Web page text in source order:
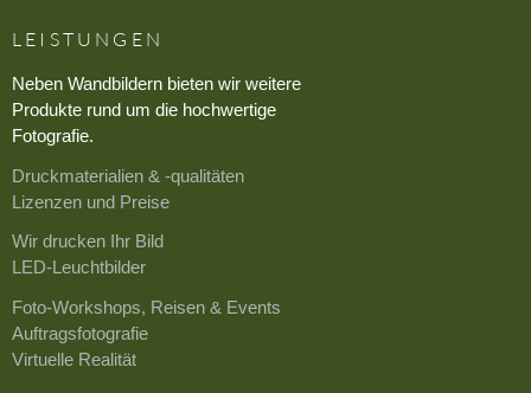
LEISTUNGEN
Neben Wandbildern bieten wir weitere
Produkte rund um die hochwertige
Fotografie.
Druckmaterialien & -qualitäten
Lizenzen und Preise
Wir drucken Ihr Bild
LED-Leuchtbilder
Foto-Workshops, Reisen & Events
Auftragsfotografie
Virtuelle Realität